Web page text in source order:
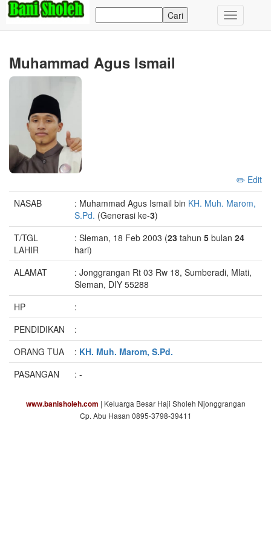
Toggle
navigation
Muhammad Agus Ismail
✏️ Edit
NASAB
: Muhammad Agus Ismail bin KH. Muh. Marom,
S.Pd. (Generasi ke-3)
T/TGL
LAHIR
: Sleman, 18 Feb 2003 (23 tahun 5 bulan 24
hari)
ALAMAT
: Jonggrangan Rt 03 Rw 18, Sumberadi, Mlati,
Sleman, DIY 55288
HP
:
PENDIDIKAN
:
ORANG TUA
: KH. Muh. Marom, S.Pd.
PASANGAN
: -
www.banisholeh.com | Keluarga Besar Haji Sholeh Njonggrangan
Cp. Abu Hasan 0895-3798-39411